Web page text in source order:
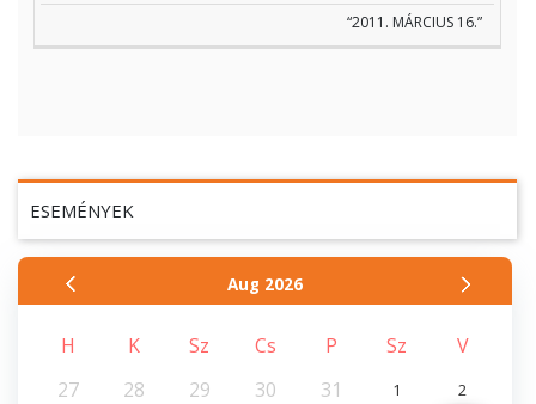
ESEMÉNYEK
Aug 2026
H K Sz Cs P Sz
V
27
28 29 30 31 1
2
“2011. MÁRCIUS 16.”